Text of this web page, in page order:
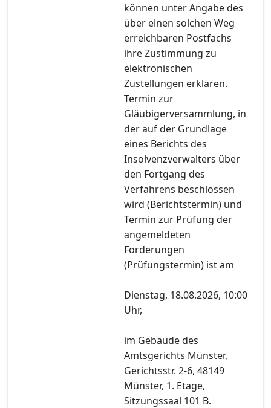
können unter Angabe des
über einen solchen Weg
erreichbaren Postfachs
ihre Zustimmung zu
elektronischen
Zustellungen erklären.
Termin zur
Gläubigerversammlung, in
der auf der Grundlage
eines Berichts des
Insolvenzverwalters über
den Fortgang des
Verfahrens beschlossen
wird (Berichtstermin) und
Termin zur Prüfung der
angemeldeten
Forderungen
(Prüfungstermin) ist am
Dienstag, 18.08.2026, 10:00
Uhr,
im Gebäude des
Amtsgerichts Münster,
Gerichtsstr. 2-6, 48149
Münster, 1. Etage,
Sitzungssaal 101 B.